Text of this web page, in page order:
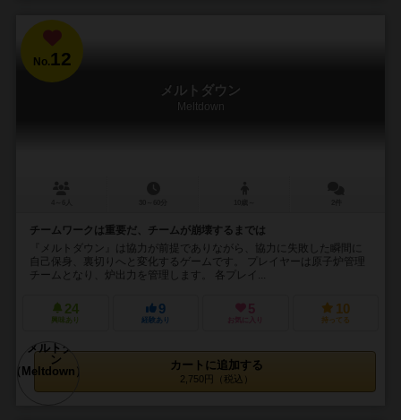
No.12
メルトダウン
Meltdown
チームワークは重要だ、チームが崩壊するまでは
『メルトダウン』は協力が前提でありながら、協力に失敗した瞬間に
自己保身、裏切りへと変化するゲームです。 プレイヤーは原子炉管理
チームとなり、炉出力を管理します。 各プレイ...
24
興味あり
9
経験あり
5
お気に入り
10
持ってる
カートに追加する
2,750円（税込）